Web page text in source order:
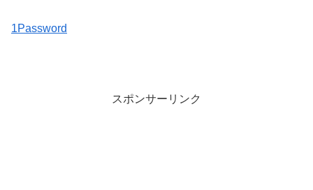
1Password
スポンサーリンク